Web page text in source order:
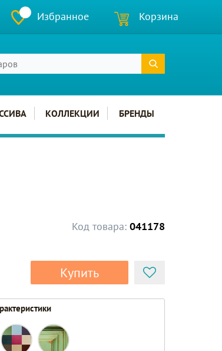
Избранное Корзина
КОЛЛЕКЦИИ БРЕНДЫ
Код товара: 041178
Купить